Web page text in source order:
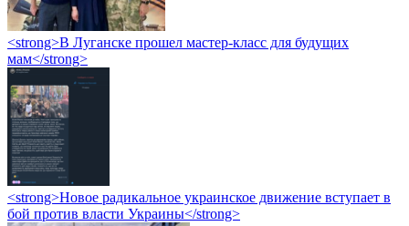
<strong>В Луганске прошел мастер-класс для будущих
мам</strong>
<strong>Новое радикальное украинское движение вступает в
бой против власти Украины</strong>